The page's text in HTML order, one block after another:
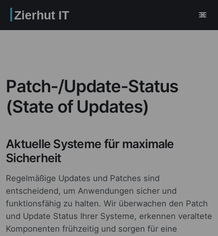
Zierhut IT
Patch-/Update-Status
(State of Updates)
Aktuelle Systeme für maximale
Sicherheit
Regelmäßige Updates und Patches sind
entscheidend, um Anwendungen sicher und
funktionsfähig zu halten. Wir überwachen den Patch
und Update Status Ihrer Systeme, erkennen veraltete
Komponenten frühzeitig und sorgen für eine